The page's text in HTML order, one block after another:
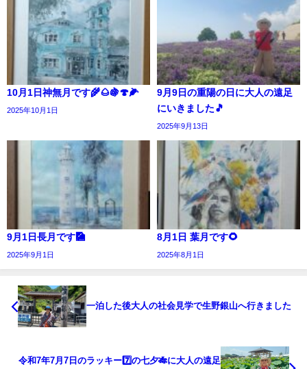
10月1日神無月です🌾🌰🍇🍄🌽
2025年10月1日
9月9日の重陽の日に大人の遠足
にいきました🎵
2025年9月13日
9月1日長月です🎑
2025年9月1日
8月1日 葉月です🌻
2025年8月1日
一泊した後大人の社会見学で生野銀山へ行きました
令和7年7月7日のラッキー7️⃣の七夕🎋に大人の遠足